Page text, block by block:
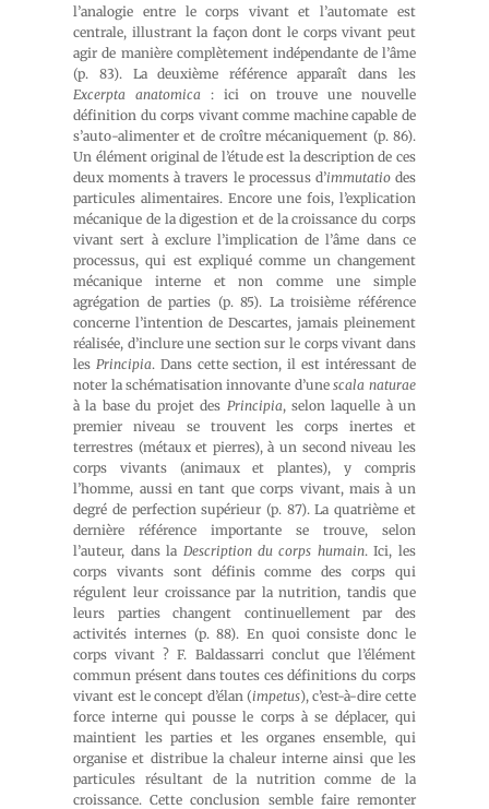
l’analogie entre le corps vivant et l’automate est
centrale, illustrant la façon dont le corps vivant peut
agir de manière complètement indépendante de l’âme
(p. 83). La deuxième référence apparaît dans les
Excerpta anatomica : ici on trouve une nouvelle
définition du corps vivant comme machine capable de
s’auto-alimenter et de croître mécaniquement (p. 86).
Un élément original de l’étude est la description de ces
deux moments à travers le processus d’immutatiodes
particules alimentaires. Encore une fois, l’explication
mécanique de la digestion et de la croissance du corps
vivant sert à exclure l’implication de l’âme dans ce
processus, qui est expliqué comme un changement
mécanique interne et non comme une simple
agrégation de parties (p. 85). La troisième référence
concerne l’intention de Descartes, jamais pleinement
réalisée, d’inclure une section sur le corps vivant dans
lesPrincipia. Dans cette section, il est intéressant de
noter la schématisation innovante d’unescala naturae
à la base du projet des Principia, selon laquelle à un
premier niveau se trouvent les corps inertes et
terrestres (métaux et pierres), à un second niveau les
corps vivants (animaux et plantes), y compris
l’homme, aussi en tant que corps vivant, mais à un
degré de perfection supérieur (p. 87). La quatrième et
dernière référence importante se trouve, selon
l’auteur, dans la Description du corps humain. Ici, les
corps vivants sont définis comme des corps qui
régulent leur croissance par la nutrition, tandis que
leurs parties changent continuellement par des
activités internes (p. 88). En quoi consiste donc le
corps vivant ? F. Baldassarri conclut que l’élément
commun présent dans toutes ces définitions du corps
vivant est le concept d’élan (impetus), c’est-à-dire cette
force interne qui pousse le corps à se déplacer, qui
maintient les parties et les organes ensemble, qui
organise et distribue la chaleur interne ainsi que les
particules résultant de la nutrition comme de la
croissance. Cette conclusion semble faire remonter